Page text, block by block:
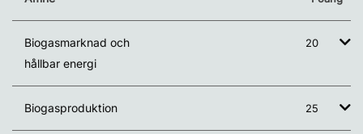
Biogasmarknad och
hållbar energi
20
Biogasproduktion 25